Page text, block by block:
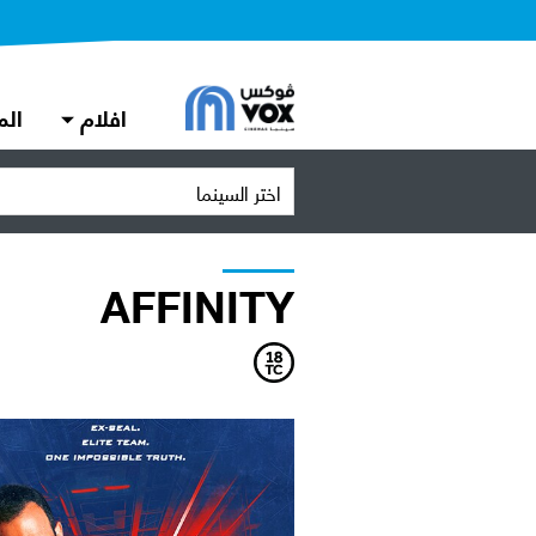
افلام
اختر السينما
AFFINITY